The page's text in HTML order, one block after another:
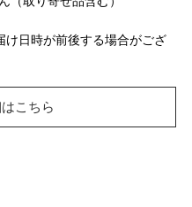
日時が前後する場合がござ
こちら